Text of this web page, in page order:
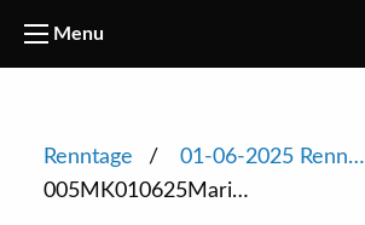
Menu
Renntage
01-06-2025 Renn…
005MK010625Mari…